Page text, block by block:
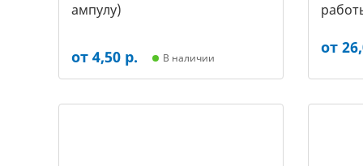
ампулу)
от 4,50 р. В наличии
от